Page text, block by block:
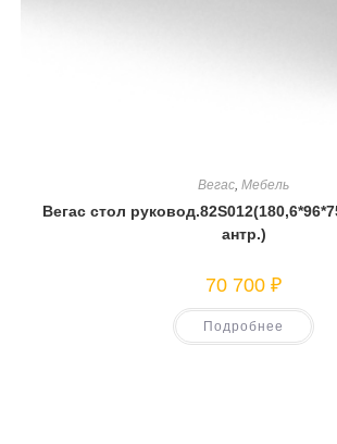
Вегас Мебель
Вегас стол
антр.)
70 700 ₽
Подробнее